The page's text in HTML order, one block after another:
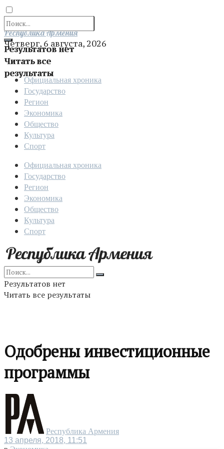
Результатов нет
Читать все
результаты
Отправить
Республика Армения
Четверг, 6 августа, 2026
Официальная хроника
Государство
Регион
Экономика
Общество
Культура
Спорт
Официальная хроника
Государство
Регион
Экономика
Общество
Культура
Спорт
Результатов нет
Читать все результаты
Одобрены инвестиционные
программы
Республика Армения
13 апреля, 2018, 11:51